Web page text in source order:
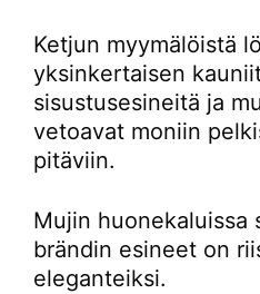
Ketjun myymälöistä
yksinkertaisen
sisustusesineitä ja
vetoavat moniin
pitäviin.
Mujin huonekaluissa
brändin esineet on
eleganteiksi.